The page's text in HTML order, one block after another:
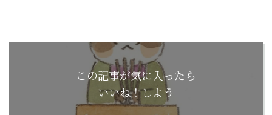
この記事が気に入ったら
いいね！しよう